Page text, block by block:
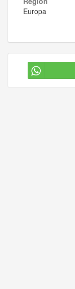
Europa